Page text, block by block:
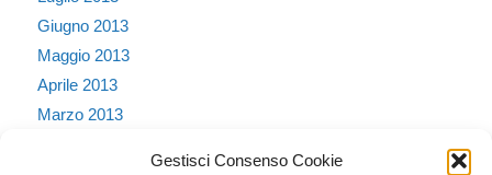
Gestisci Consenso Cookie
Giugno 2013
Maggio 2013
Aprile 2013
Marzo 2013